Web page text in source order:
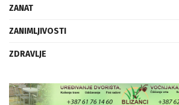
ZANAT
ZANIMLJIVOSTI
ZDRAVLJE